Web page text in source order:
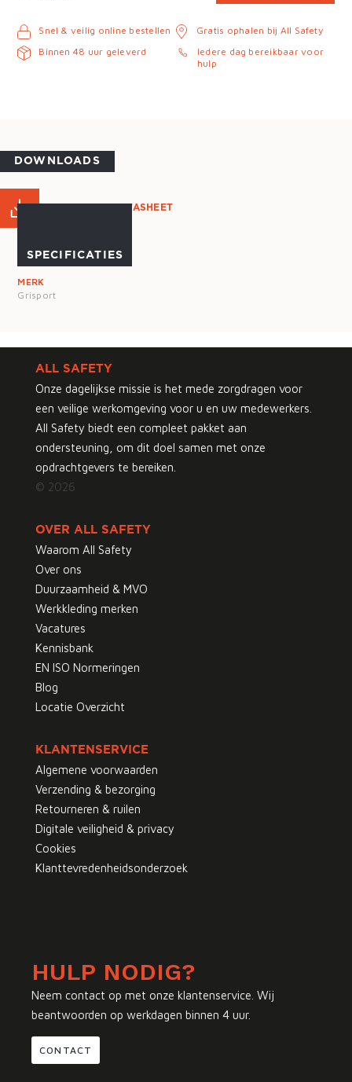
Snel & veilig online bestellen
Binnen 48 uur geleverd
Gratis ophalen bij All Safety
Iedere dag bereikbaar voor
hulp
DOWNLOADS
PRODUCT DATASHEET
SPECIFICATIES
MERK
Grisport
ALL SAFETY
Onze dagelijkse missie is het mede zorgdragen voor
een veilige werkomgeving voor u en uw medewerkers.
All Safety biedt een compleet pakket aan
ondersteuning, om dit doel samen met onze
opdrachtgevers te bereiken.
© 2026
OVER ALL SAFETY
Waarom All Safety
Over ons
Duurzaamheid & MVO
Werkkleding merken
Vacatures
Kennisbank
EN ISO Normeringen
Blog
Locatie Overzicht
KLANTENSERVICE
Algemene voorwaarden
Verzending & bezorging
Retourneren & ruilen
Digitale veiligheid & privacy
Cookies
Klanttevredenheidsonderzoek
HULP NODIG?
Neem contact op met onze klantenservice. Wij
beantwoorden op werkdagen binnen 4 uur.
CONTACT